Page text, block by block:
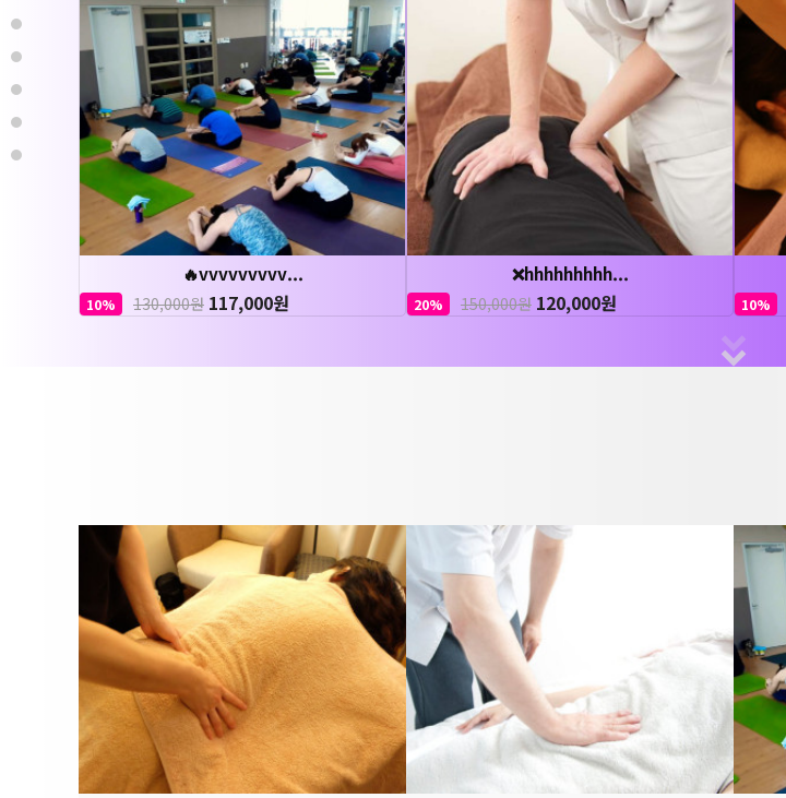
🔥vvvvvvvvv...
10% 130,000원 117,000원
❌hhhhhhhhh...
20% 150,000원 120,000원 10%